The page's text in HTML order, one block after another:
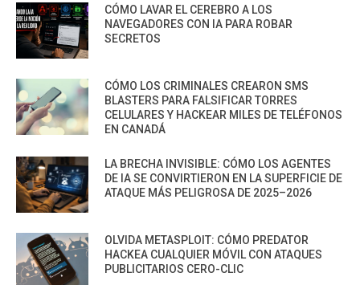
CÓMO LAVAR EL CEREBRO A LOS
NAVEGADORES CON IA PARA ROBAR
SECRETOS
CÓMO LOS CRIMINALES CREARON SMS
BLASTERS PARA FALSIFICAR TORRES
CELULARES Y HACKEAR MILES DE TELÉFONOS
EN CANADÁ
LA BRECHA INVISIBLE: CÓMO LOS AGENTES
DE IA SE CONVIRTIERON EN LA SUPERFICIE DE
ATAQUE MÁS PELIGROSA DE 2025–2026
OLVIDA METASPLOIT: CÓMO PREDATOR
HACKEA CUALQUIER MÓVIL CON ATAQUES
PUBLICITARIOS CERO-CLIC